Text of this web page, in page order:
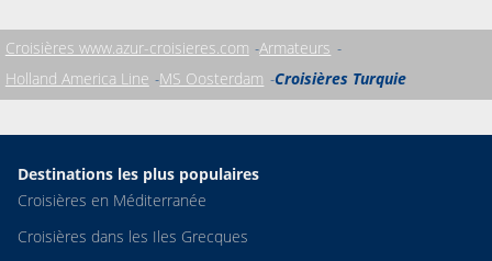
Croisières www.azur-croisieres.com Armateurs
Holland America Line MS Oosterdam Croisières Turquie
Destinations les plus populaires
Croisières en Méditerranée
Croisières dans les Iles Grecques